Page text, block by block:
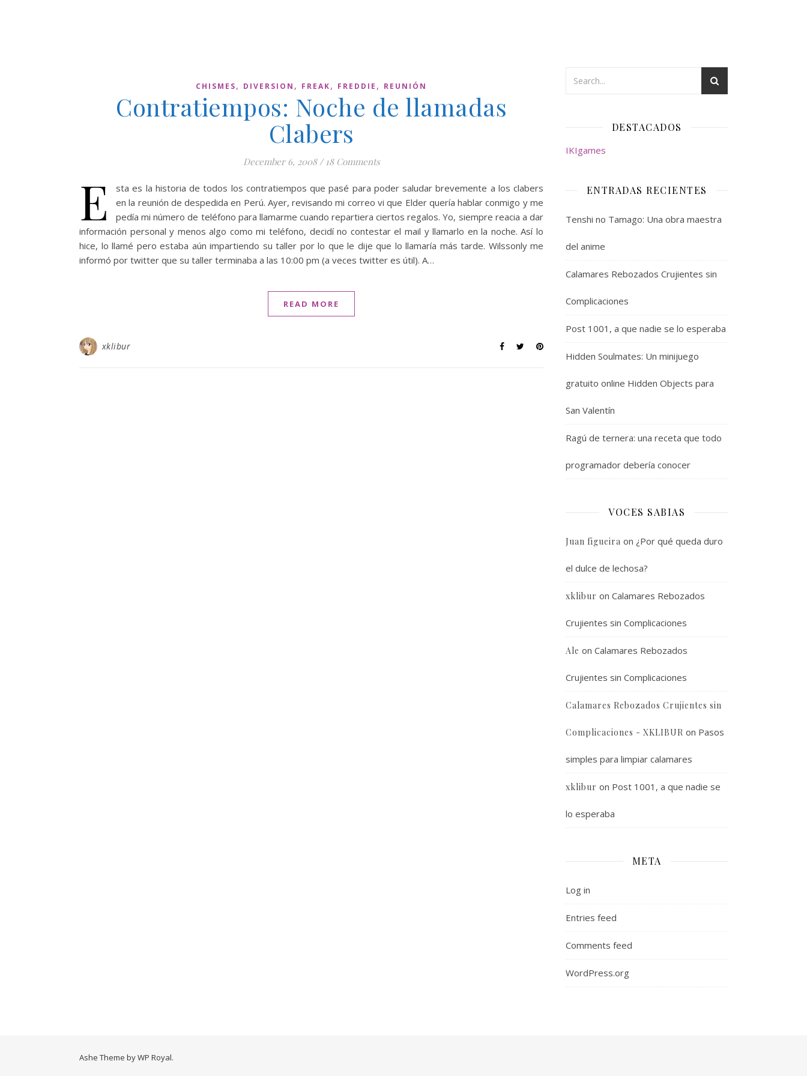
CHISMES, DIVERSION , FREAK, FREDDIE , REUNIÓN
Contratiempos: Noche de llamadas
Clabers
December 6, 2008 / 18 Comments
E
sta es la historia de todos los contratiempos que pasé para poder saludar brevemente a los clabers
en la reunión de despedida en Perú. Ayer, revisando mi correo vi que Elder quería hablar conmigo y me
pedía mi número de teléfono para llamarme cuando repartiera ciertos regalos. Yo, siempre reacia a dar
información personal y menos algo como mi teléfono, decidí no contestar el mail y llamarlo en la noche. Así lo
hice, lo llamé pero estaba aún impartiendo su taller por lo que le dije que lo llamaría más tarde. Wilssonly me
informó por twitter que su taller terminaba a las 10:00 pm (a veces twitter es útil). A…
READ MORE
xklibur
DESTACADOS
IKIgames
ENTRADAS RECIENTES
Tenshi no Tamago: Una obra maestra
del anime
Calamares Rebozados Crujientes sin
Complicaciones
Post 1001, a que nadie se lo esperaba
Hidden Soulmates: Un minijuego
gratuito online Hidden Objects para
San Valentín
Ragú de ternera: una receta que todo
programador debería conocer
VOCES SABIAS
Juan figueira on ¿Por qué queda duro
el dulce de lechosa?
xklibur on Calamares Rebozados
Crujientes sin Complicaciones
Ale on Calamares Rebozados
Crujientes sin Complicaciones
Calamares Rebozados Crujientes sin
Complicaciones - XKLIBUR on Pasos
simples para limpiar calamares
xklibur on Post 1001, a que nadie se
lo esperaba
META
Log in
Entries feed
Comments feed
WordPress.org
Ashe Theme byWP Royal.